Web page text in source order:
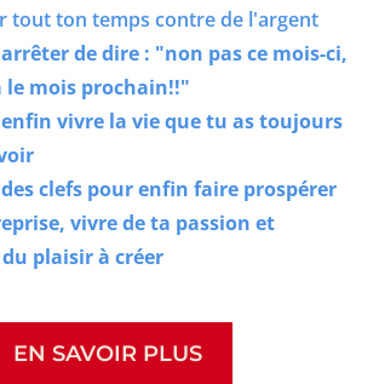
tout ton temps contre de l'argent
de dire : "non pas ce mois-ci,
le mois prochain!!"
vivre la vie que tu as toujours
clefs pour enfin faire prospérer
vivre de ta passion et
plaisir à créer
EN SAVOIR PLUS